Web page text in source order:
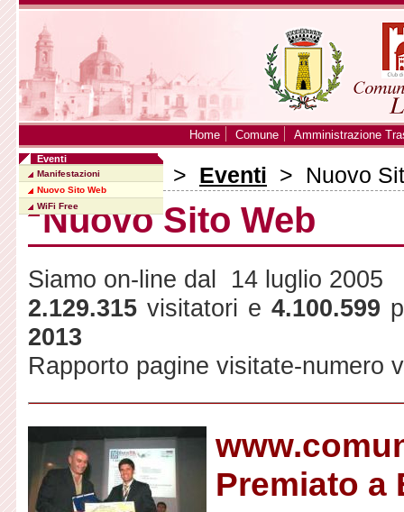
Home Comune Amministrazione
Sei in:Home> Eventi > Nuovo
Nuovo Sito Web
Siamo on-line dal 14 luglio 2005
2.129.315 visitatori e 4.100.599
2013
Rapporto pagine visitate-numero
Premiato a
Eventi
Manifestazioni
Nuovo Sito Web
WiFi Free